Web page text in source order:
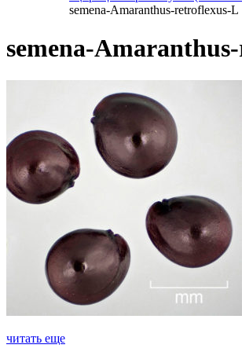
semena-Amaranthus-retroflexus-L
semena-
читать еще